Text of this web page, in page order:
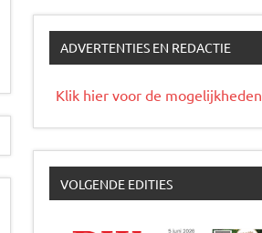
ADVERTENTIES EN REDACTIE
Klik hier voor de mogelijkheden
VOLGENDE EDITIES